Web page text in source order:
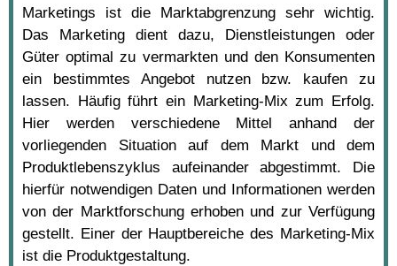
Marketings ist die Marktabgrenzung sehr wichtig.
Das Marketing dient dazu, Dienstleistungen oder
Güter optimal zu vermarkten und den Konsumenten
ein bestimmtes Angebot nutzen bzw. kaufen zu
lassen. Häufig führt ein Marketing-Mix zum Erfolg.
Hier werden verschiedene Mittel anhand der
vorliegenden Situation auf dem Markt und dem
Produktlebenszyklus aufeinander abgestimmt. Die
hierfür notwendigen Daten und Informationen werden
von der Marktforschung erhoben und zur Verfügung
gestellt. Einer der Hauptbereiche des Marketing-Mix
ist die Produktgestaltung.